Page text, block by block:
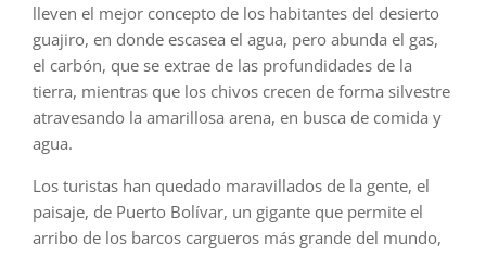
lleven el mejor concepto de los habitantes del desierto
guajiro, en donde escasea el agua, pero abunda el gas,
el carbón, que se extrae de las profundidades de la
tierra, mientras que los chivos crecen de forma silvestre
atravesando la amarillosa arena, en busca de comida y
agua.
Los turistas han quedado maravillados de la gente, el
paisaje, de Puerto Bolívar, un gigante que permite el
arribo de los barcos cargueros más grande del mundo,